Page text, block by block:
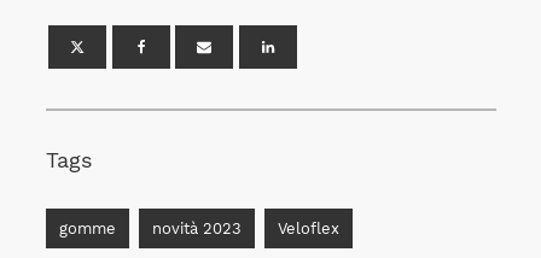
Tags
gomme novità 2023 Veloflex